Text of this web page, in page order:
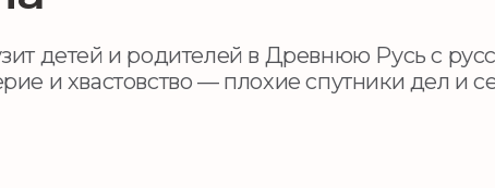
детей и родителей в Древнюю Русь с
и хвастовство — плохие спутники дел и